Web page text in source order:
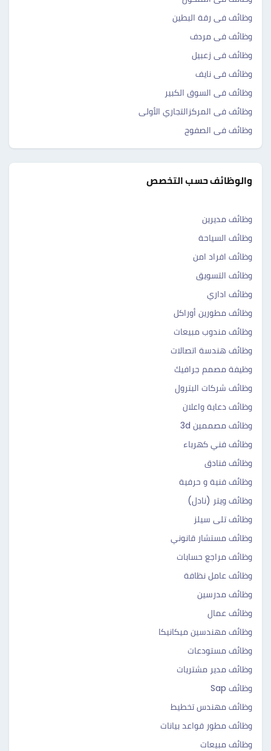
وظائف فى رقة البطين
وظائف فى مردف
وظائف فى زعبيل
وظائف فى نايف
وظائف فى السوق الكبير
وظائف فى المركزالتجاري الأولى
وظائف فى الصفوح
والوظائف حسب التخصص
وظائف مديرين
وظائف السياحة
وظائف افراد امن
وظائف التسويق
وظائف اداري
وظائف مطورين أوراكل
وظائف مندوب مبيعات
وظائف هندسة اتصالات
وظيفة مصمم جرافيك
وظائف شركات البترول
وظائف دعاية واعلان
وظائف مصممين 3d
وظائف فني كهرباء
وظائف فنادق
وظائف فنية و حرفية
وظائف ويتر (نادل)
وظائف تلى سيلز
وظائف مستشار قانوني
وظائف مراجع حسابات
وظائف عامل نظافة
وظائف مدرسين
وظائف عمال
وظائف مهندسين ميكانيكا
وظائف مستودعات
وظائف مدير مشتريات
وظائف Sap
وظائف مهندس تخطيط
وظائف مطور قواعد بيانات
وظائف مبيعات